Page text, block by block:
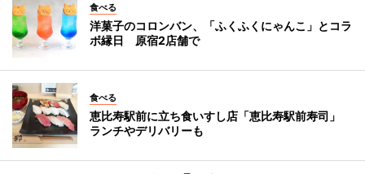
食べる
洋菓子のコロンバン、「ふくふくにゃんこ」とコラ
ボ縁日 原宿2店舗で
食べる
恵比寿駅前に立ち食いすし店「恵比寿駅前寿司」
ランチやデリバリーも